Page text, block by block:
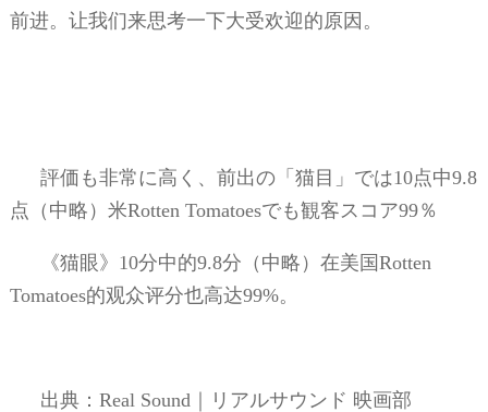
前进。让我们来思考一下大受欢迎的原因。
評価も非常に高く、前出の「猫目」では10点中9.8
点（中略）米Rotten Tomatoesでも観客スコア99％
《猫眼》 10分中的9.8分（中略）在美国Rotten
Tomatoes的观众评分也高达99%。
出典： Real Sound ｜リアルサウンド 映画部